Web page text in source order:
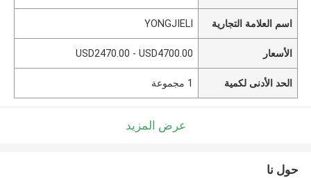
اسم العلامة التجارية YONGJIELI
الأسعار USD2470.00 - USD4700.00
الحد الأدنى لكمية 1 مجموعة
عرض المزيد
حول نا